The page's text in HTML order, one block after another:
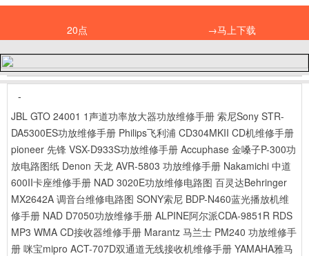
20点 →马上下载
-
JBL GTO 24001 1声道功率放大器功放维修手册 索尼Sony STR-
DA5300ES功放维修手册 Philips飞利浦 CD304MKII CD机维修手册
pioneer 先锋 VSX-D933S功放维修手册 Accuphase 金嗓子P-300功
放电路图纸 Denon 天龙 AVR-5803 功放维修手册 Nakamichi 中道
600II卡座维修手册 NAD 3020E功放维修电路图 百灵达Behringer
MX2642A 调音台维修电路图 SONY索尼 BDP-N460蓝光播放机维
修手册 NAD D7050功放维修手册 ALPINE阿尔派CDA-9851R RDS
MP3 WMA CD接收器维修手册 Marantz 马兰士 PM240 功放维修手
册 咪宝mipro ACT-707D双通道无线接收机维修手册 YAMAHA雅马